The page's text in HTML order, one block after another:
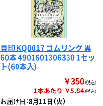
貝印 KQ0017 ゴムリング 黒
60本 4901601306330 1セッ
ト(60本入)
￥350（税込）
1本あたり ￥5.84（税込）
お届け日：8月11日（火）